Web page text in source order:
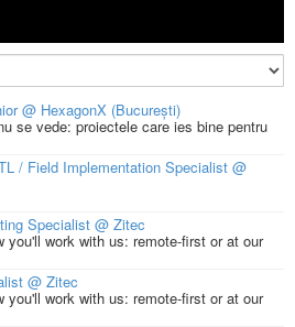
@ HexagonX (București)
se vede: proiectele care ies bine pentru
/ Field Implementation Specialist @
Specialist @ Zitec
you'll work with us: remote-first or at our
@ Zitec
you'll work with us: remote-first or at our